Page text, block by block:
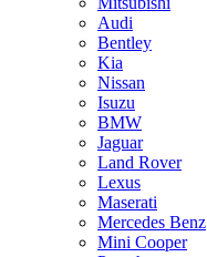
Audi
Bentley
Kia
Nissan
Isuzu
BMW
Jaguar
Land Rover
Lexus
Maserati
Mercedes Benz
Mini Cooper